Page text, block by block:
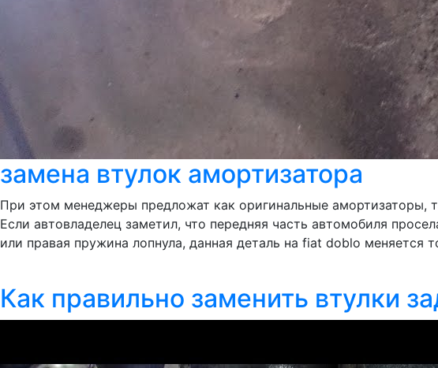
замена втулок амортизатора
При этом менеджеры предложат как оригинальные амортизаторы,
Если автовладелец заметил, что передняя часть автомобиля
или правая пружина лопнула, данная деталь на fiat doblo меняется
Как правильно заменить втулки